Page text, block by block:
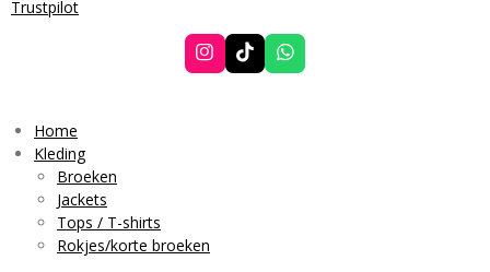
Trustpilot
I
n
T
i
W
h
Home
Kleding
Broeken
Jackets
Tops / T-shirts
Rokjes/korte broeken